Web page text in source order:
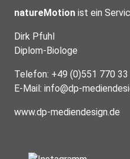
natureMotion ist ein
Dirk Pfuhl
Diplom-Biologe
Telefon: +49 (0)551 770 33
E-Mail: info@dp-
www.dp-mediendesign.de